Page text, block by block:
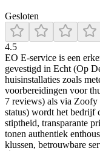
Gesloten
4.5
EO E‑service is een
gevestigd in Echt (Op
huisinstallaties zoals
voorbereidingen voor
7 reviews) als via
status) wordt het bedrijf
stiptheid, transparante
tonen authentiek
klussen, betrouwbare